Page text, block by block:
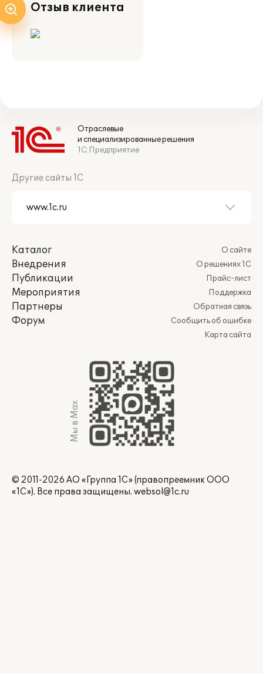
Отзыв клиента
Отраслевые
и специализированные решения
1С:Предприятие
Другие сайты 1С
Каталог
Внедрения
Публикации
Мероприятия
Партнеры
Форум
О сайте
О решениях 1С
Прайс-лист
Поддержка
Обратная связь
Сообщить об ошибке
Карта сайта
Мы в Max
© 2011-2026 АО «Группа 1С» (правопреемник ООО
«1С»). Все права защищены. websol@1c.ru